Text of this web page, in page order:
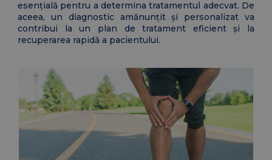
esențială pentru a determina tratamentul adecvat. De
aceea, un diagnostic amănunțit și personalizat va
contribui la un plan de tratament eficient și la
recuperarea rapidă a pacientului.